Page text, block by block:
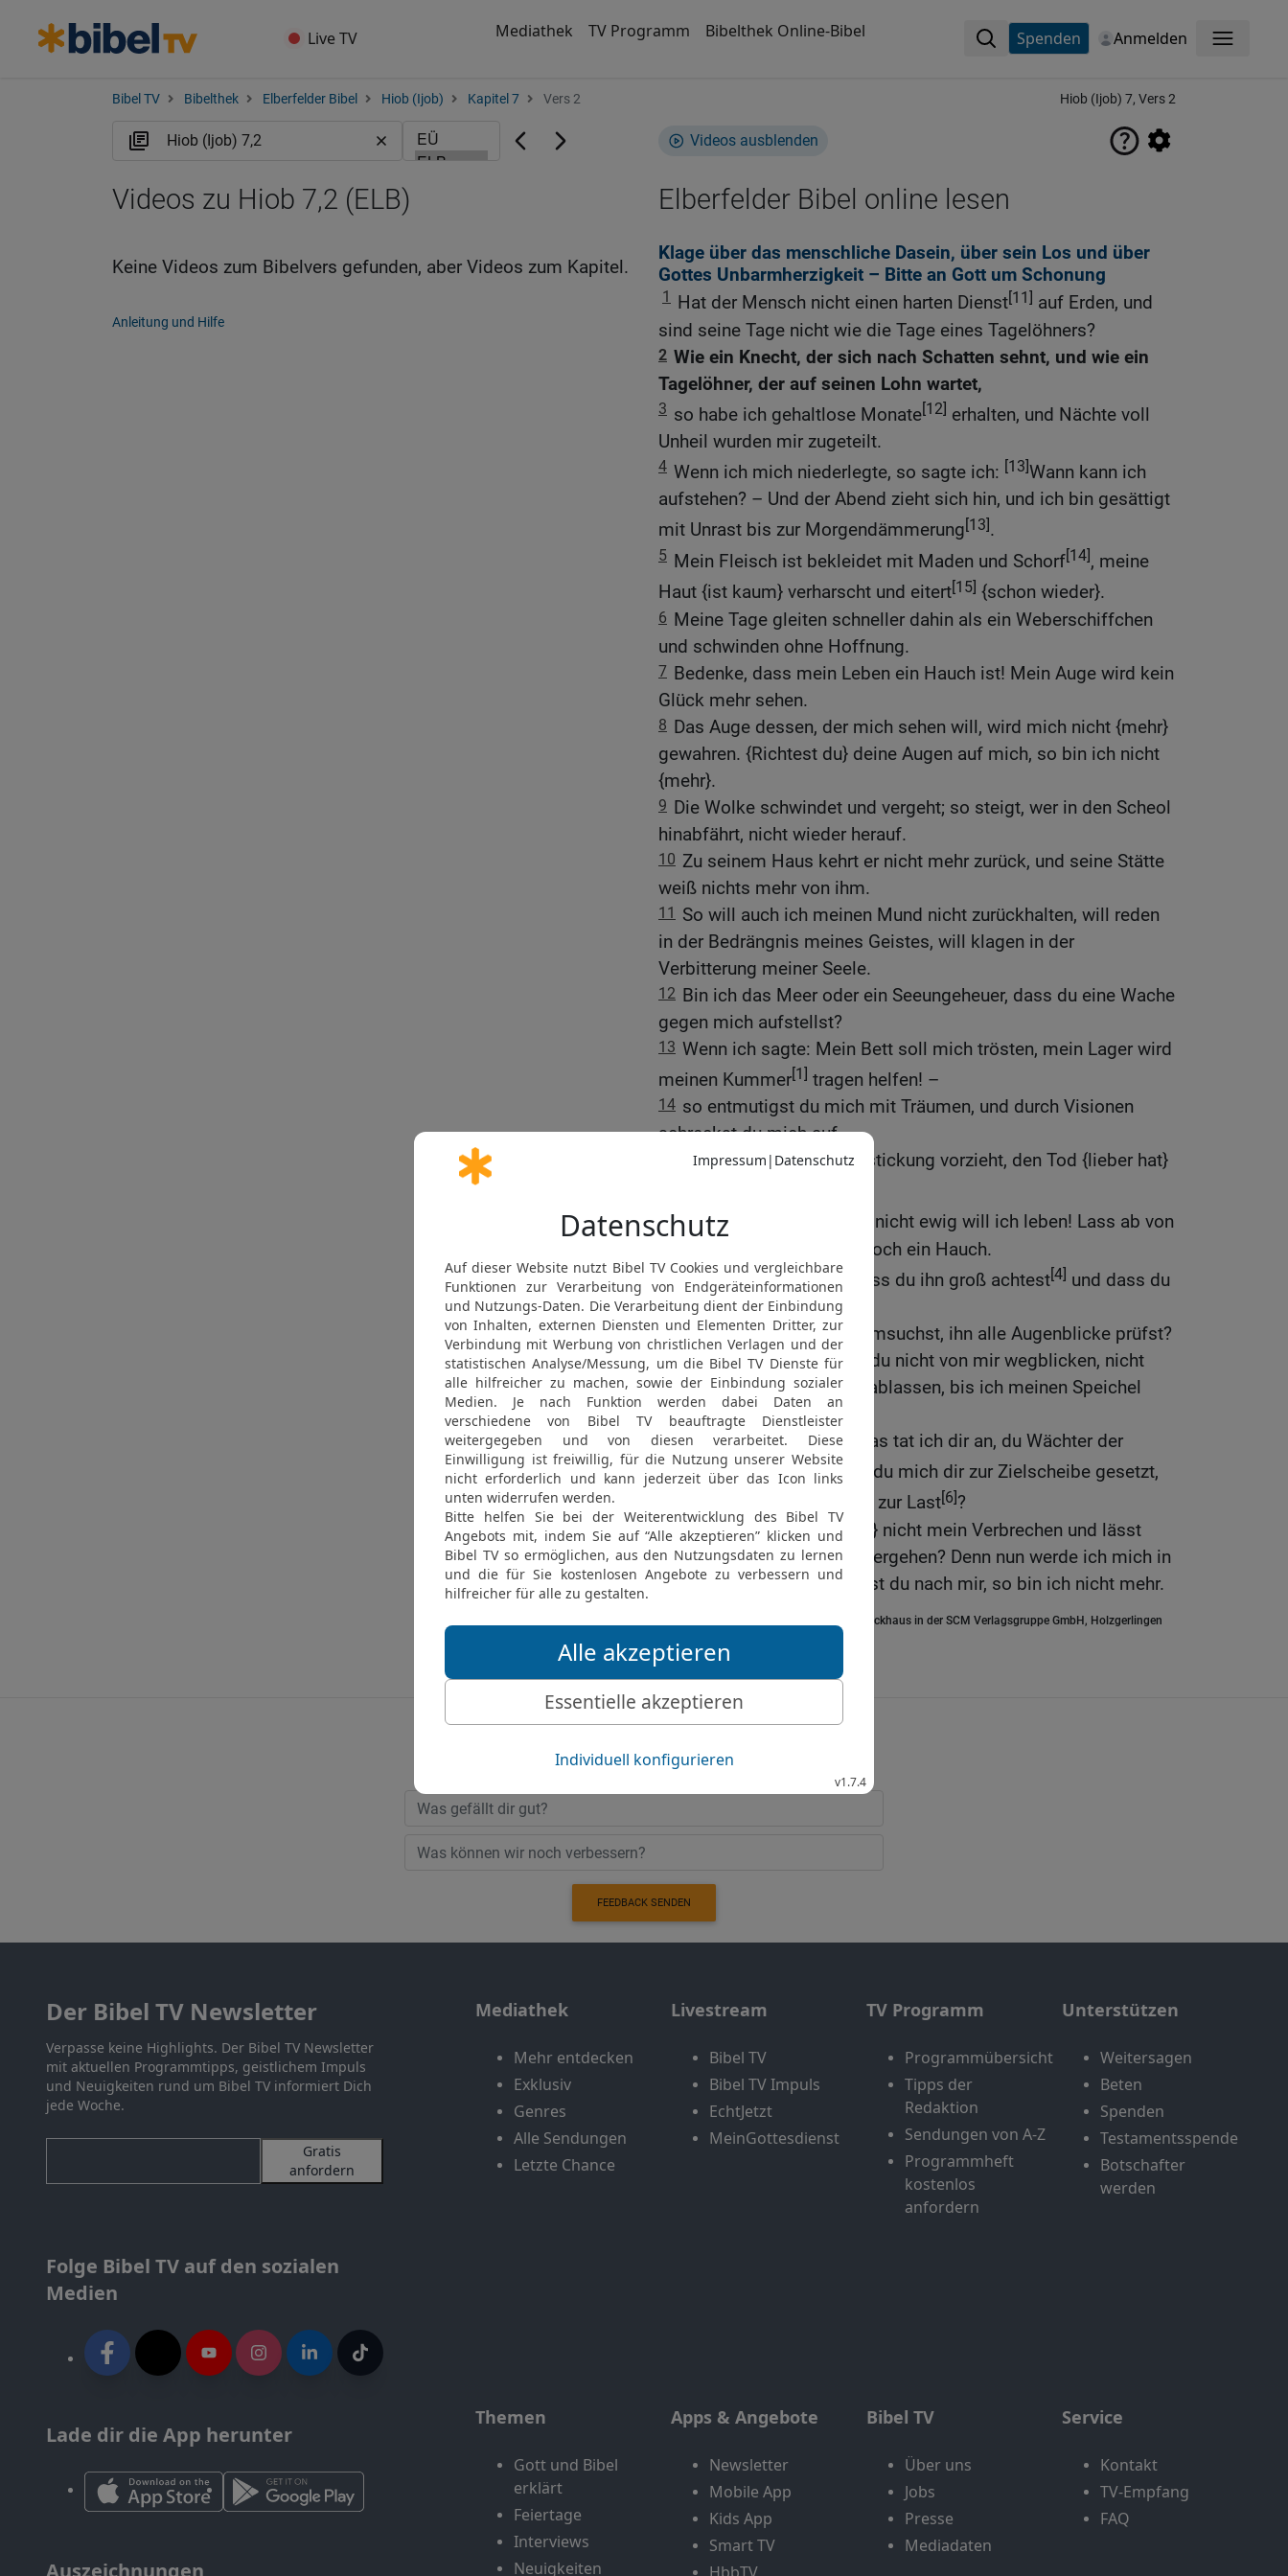
Live TV Mediathek TV Programm Bibelthek Online-Bibel Spenden Anmelden Menü
Bibel TV Bibelthek Elberfelder Bibel Hiob (Ijob) Kapitel 7 Vers 2 Hiob (Ijob) 7, Vers 2
Videos ausblenden
Elberfelder Bibel online lesen
Klage über das menschliche Dasein, über sein Los und über
Gottes Unbarmherzigkeit – Bitte an Gott um Schonung
1 Hat der Mensch nicht einen harten Dienst[11] auf Erden, und
sind seine Tage nicht wie die Tage eines Tagelöhners?
2 Wie ein Knecht, der sich nach Schatten sehnt, und wie ein
Tagelöhner, der auf seinen Lohn wartet,
3 so habe ich gehaltlose Monate[12] erhalten, und Nächte voll
Unheil wurden mir zugeteilt.
4 Wenn ich mich niederlegte, so sagte ich: [13]Wann kann ich
aufstehen? – Und der Abend zieht sich hin, und ich bin gesättigt
mit Unrast bis zur Morgendämmerung[13].
5 Mein Fleisch ist bekleidet mit Maden und Schorf[14], meine
Haut {ist kaum} verharscht und eitert[15] {schon wieder}.
6 Meine Tage gleiten schneller dahin als ein Weberschiffchen
und schwinden ohne Hoffnung.
7 Bedenke, dass mein Leben ein Hauch ist! Mein Auge wird kein
Glück mehr sehen.
8 Das Auge dessen, der mich sehen will, wird mich nicht {mehr}
gewahren. {Richtest du} deine Augen auf mich, so bin ich nicht
{mehr}.
9 Die Wolke schwindet und vergeht; so steigt, wer in den Scheol
hinabfährt, nicht wieder herauf.
10 Zu seinem Haus kehrt er nicht mehr zurück, und seine Stätte
weiß nichts mehr von ihm.
11 So will auch ich meinen Mund nicht zurückhalten, will reden
in der Bedrängnis meines Geistes, will klagen in der
Verbitterung meiner Seele.
12 Bin ich das Meer oder ein Seeungeheuer, dass du eine Wache
gegen mich aufstellst?
13 Wenn ich sagte: Mein Bett soll mich trösten, mein Lager wird
meinen Kummer[1] tragen helfen! –
14 so entmutigst du mich mit Träumen, und durch Visionen
schreckst du mich auf,
sodass meine Seele Erstickung vorzieht, den Tod {lieber hat}
16 Ich mag nicht mehr
– nicht ewig will ich leben! Lass ab von
mir! Meine Tage sind nur noch ein Hauch.
17 Was ist der Mensch, dass du ihn groß achtest[4] und dass du
dein Herz auf ihn richtest
18 und ihn alle Morgen heimsuchst, ihn alle Augenblicke prüfst?
19 Wie lange {noch} willst du nicht von mir wegblicken, nicht
{einmal so lange} von mir ablassen, bis ich meinen Speichel
heruntergeschluckt habe?
20 Habe ich gesündigt? Was tat ich dir an, du Wächter der
Menschen[5]? Warum hast du mich dir zur Zielscheibe gesetzt,
und {warum} werde ich mir zur Last[6]?
21 Warum vergibst du {mir} nicht mein Verbrechen und lässt
meine Schuld {nicht} vorübergehen? Denn nun werde ich mich in
den Staub legen, und suchst du nach mir, so bin ich nicht mehr.
Elberfelder Bibel 2006, © 2006 SCM R.Brockhaus in der SCM Verlagsgruppe GmbH, Holzgerlingen
Videos zu Hiob 7,2 (ELB)
Keine Videos zum Bibelvers gefunden, aber Videos zum Kapitel.
Anleitung und Hilfe
Bewertung der Bibelthek
FEEDBACK SENDEN
Der Bibel TV Newsletter
Verpasse keine Highlights. Der Bibel TV Newsletter
mit aktuellen Programmtipps, geistlichem Impuls
und Neuigkeiten rund um Bibel TV informiert Dich
jede Woche.
Gratis
anfordern
Folge Bibel TV auf den sozialen
Medien
Lade dir die App herunter
Auszeichnungen
Mediathek
Mehr entdecken
Exklusiv
Genres
Alle Sendungen
Letzte Chance
Livestream
Bibel TV
Bibel TV Impuls
EchtJetzt
MeinGottesdienst
TV Programm
Programmübersicht
Tipps der
Redaktion
Sendungen von A-Z
Programmheft
kostenlos
anfordern
Unterstützen
Weitersagen
Beten
Spenden
Testamentsspende
Botschafter
werden
Themen
Gott und Bibel
erklärt
Feiertage
Interviews
Neuigkeiten
Apps & Angebote
Newsletter
Mobile App
Kids App
Smart TV
Bibel TV
Über uns
Jobs
Presse
Mediadaten
Service
Kontakt
TV-Empfang
FAQ